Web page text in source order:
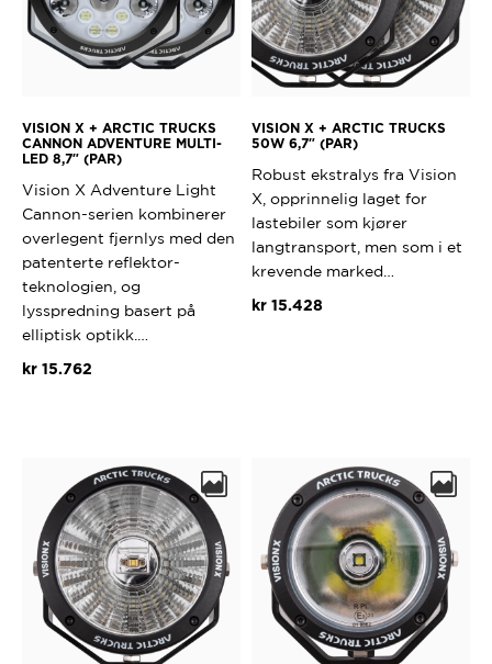
VISION X + ARCTIC TRUCKS
CANNON ADVENTURE MULTI-
LED 8,7″ (PAR)
Vision X Adventure Light
Cannon-serien kombinerer
overlegent fjernlys med den
patenterte reflektor-
teknologien, og
lysspredning basert på
elliptisk optikk.…
kr15.762
VISION X + ARCTIC TRUCKS
50W 6,7″ (PAR)
Robust ekstralys fra Vision
X, opprinnelig laget for
lastebiler som kjører
langtransport, men som i et
krevende marked…
kr 15.428